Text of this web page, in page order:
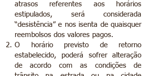
atrasos referentes aos horários
estipulados, será considerada
“desistência” e nos isenta de quaisquer
reembolsos dos valores pagos.
O horário previsto de retorno
estabelecido, poderá sofrer alteração
de acordo com as condições de